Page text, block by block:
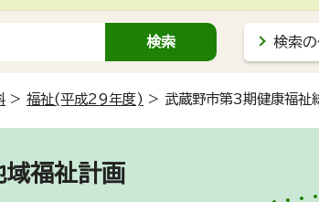
検索
> 福祉(平成29年度) > 武蔵野市第3期健康福祉
域福祉計画